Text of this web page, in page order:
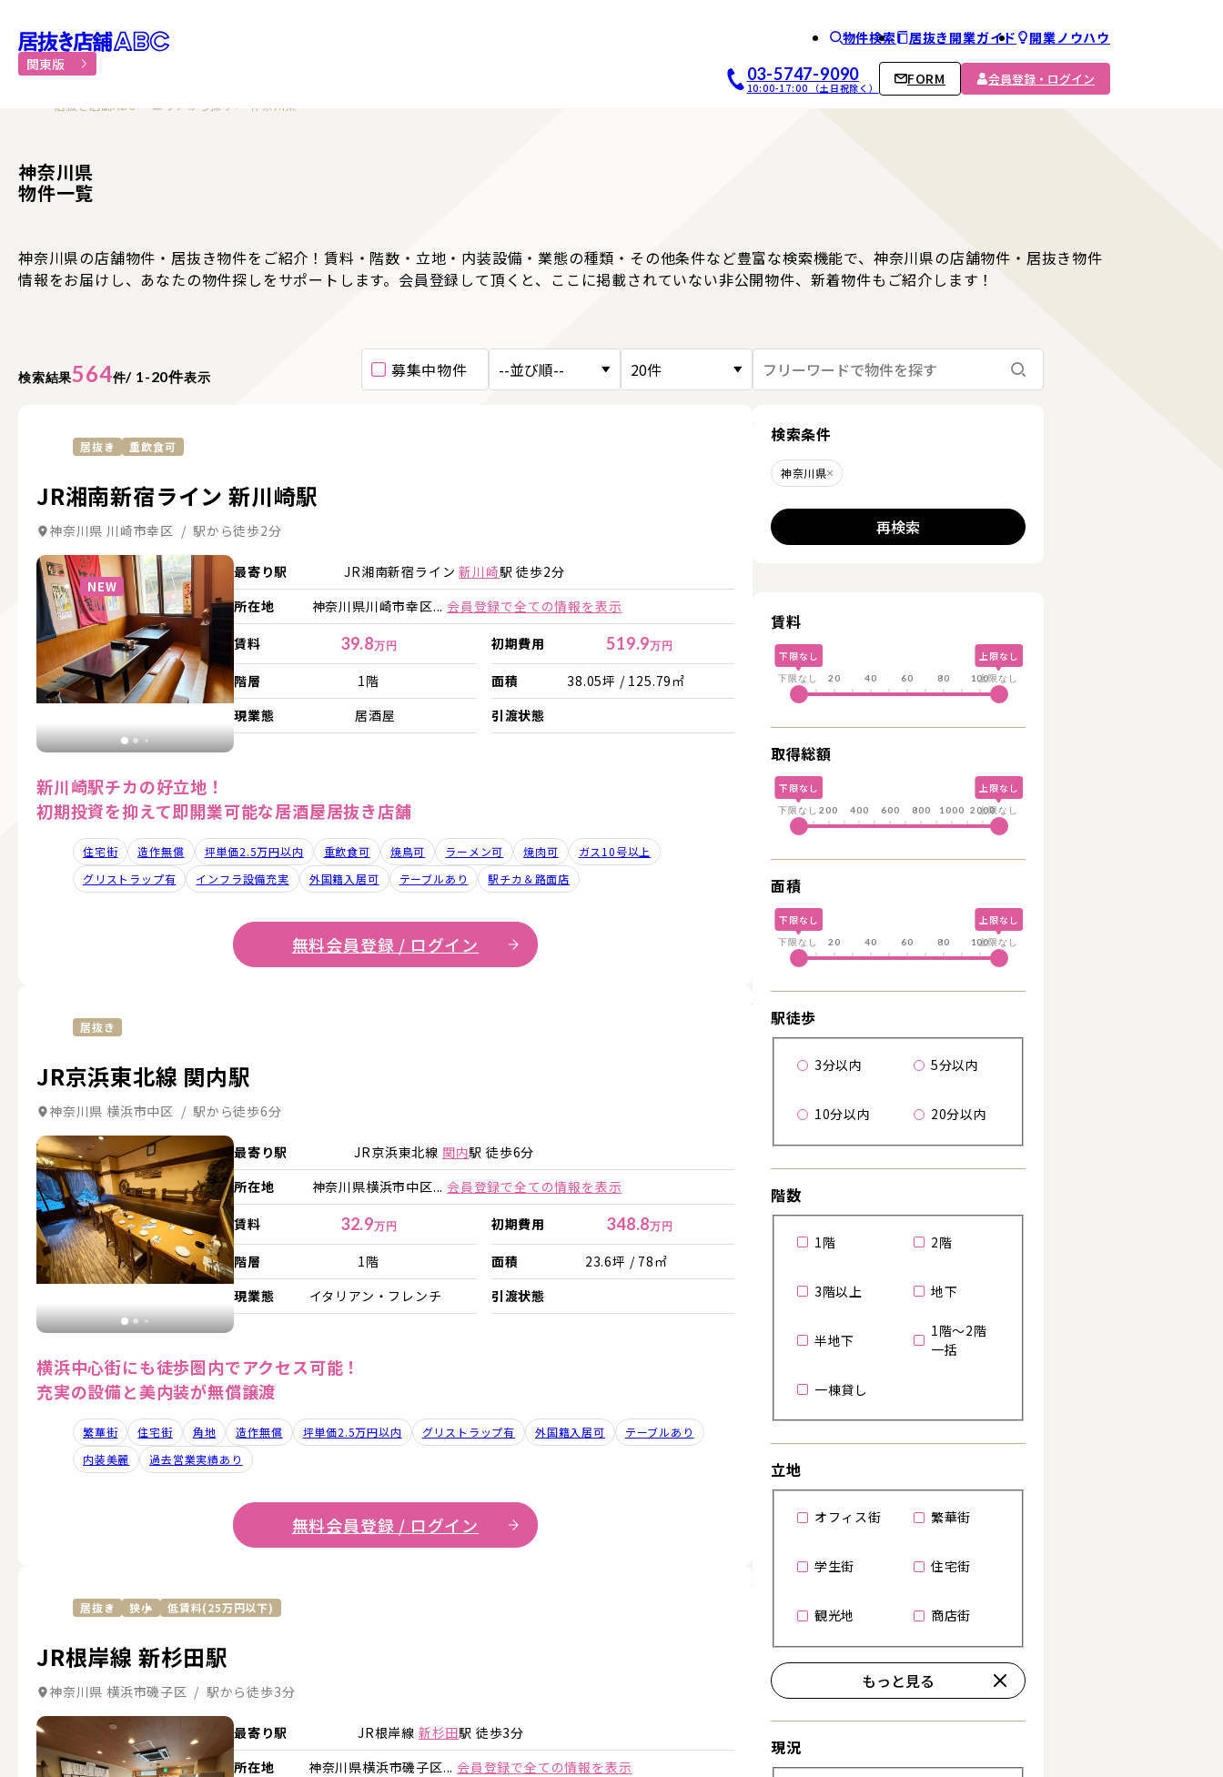
居抜き物件・貸店舗での飲食店開業｜居抜き店舗ABCホーム
関東版
物件検索 居抜き開業ガイド 開業ノウハウ
03-5747-9090
10:00-17:00 （土日祝除く）
FORM 会員登録・ログイン
居抜き店舗ABC エリアから探す 神奈川県
神奈川県
物件一覧
神奈川県の店舗物件・居抜き物件をご紹介！賃料・階数・立地・内装設備・業態の種類・その他条件など豊富な検索機能で、神奈川県の店舗物件・居抜き物件
情報をお届けし、あなたの物件探しをサポートします。会員登録して頂くと、ここに掲載されていない非公開物件、新着物件もご紹介します！
検索結果564件/ 1-20件表示 募集中物件
居抜き 重飲食可
JR湘南新宿ライン 新川崎駅
神奈川県 川崎市幸区 / 駅から徒歩2分
NEW
詳細を見る 詳細を見る
最寄り駅 JR湘南新宿ライン新川崎駅 徒歩2分
所在地
神奈川県川崎市幸区... 会員登録で全ての情報を表示
賃料 39.8万円 初期費用 519.9万円
階層 1階 面積
38.05坪 / 125.79㎡
現業態
居酒屋 引渡状態
新川崎駅チカの好立地！
初期投資を抑えて即開業可能な居酒屋居抜き店舗
住宅街 造作無償 坪単価2.5万円以内 重飲食可 焼鳥可 ラーメン可 焼肉可
ガス10号以上
グリストラップ有
インフラ設備充実 外国籍入居可 テーブルあり 駅チカ＆路面店
無料会員登録 / ログイン
居抜き
JR京浜東北線 関内駅
神奈川県 横浜市中区 / 駅から徒歩6分
詳細を見る 詳細を見る 詳細を見る
最寄り駅 JR京浜東北線 関内駅 徒歩6分
所在地
神奈川県横浜市中区... 会員登録で全ての情報を表示
賃料 32.9万円 初期費用 348.8万円
階層 1階 面積
23.6坪 / 78㎡
現業態
イタリアン・フレンチ 引渡状態
横浜中心街にも徒歩圏内でアクセス可能！
充実の設備と美内装が無償譲渡
繁華街 住宅街 角地 造作無償 坪単価2.5万円以内 グリストラップ有 外国籍入居可
テーブルあり
内装美麗
過去営業実績あり
無料会員登録 / ログイン
詳細を見る
居抜き 狭小 低賃料(25万円以下)
JR根岸線 新杉田駅
神奈川県 横浜市磯子区 / 駅から徒歩3分
詳細を見る 詳細を見る 詳細を見る 詳細を見る
最寄り駅 JR根岸線 新杉田駅 徒歩3分
所在地
神奈川県横浜市磯子区... 会員登録で全ての情報を表示
詳細を見る
検索する
検索条件
神奈川県削除する
再検索
賃料
下限なし 上限なし
下限なし 20 40 60 80 100
上限なし
取得総額
下限なし 上限なし
下限なし 200 400 600 800 1000 2000
上限なし
面積
下限なし 上限なし
下限なし 20 40 60 80 100
上限なし
駅徒歩
3分以内 5分以内
10分以内 20分以内
階数
1階 2階
3階以上 地下
半地下
1階～2階
一括
一棟貸し
立地
オフィス街 繁華街
学生街 住宅街
観光地 商店街
もっと見る
現況